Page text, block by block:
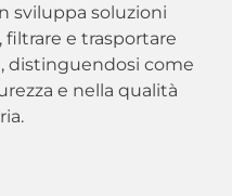
sviluppa soluzioni
filtrare e trasportare
distinguendosi come
e nella qualità